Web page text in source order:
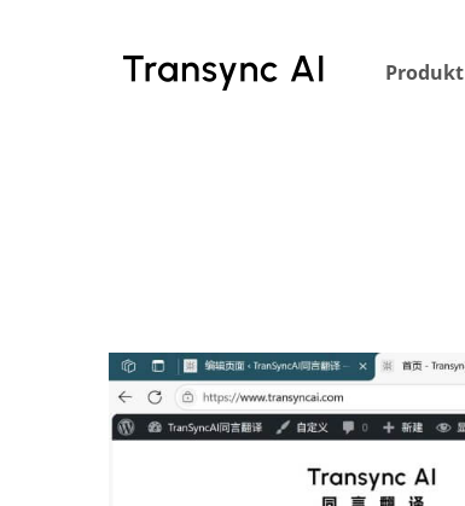
Produkt